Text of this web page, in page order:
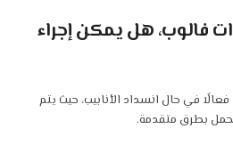
فالوب، هل يمكن إجراء
في حال انسداد الأنابيب، حيث يتم
بطرق متقدمة.